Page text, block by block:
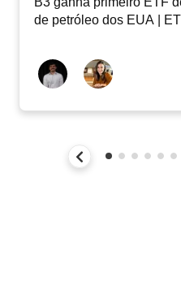
de petróleo dos EUA |